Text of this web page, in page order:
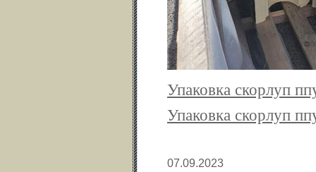
Упаковка скорлуп
Упаковка скорлуп
07.09.2023